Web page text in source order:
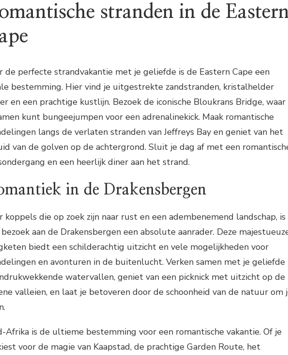
stranden in de
de perfecte strandvakantie met je geliefde is de Eastern Cape een
bestemming. Hier vind je uitgestrekte zandstranden, kristalhelder
en een prachtige kustlijn. Bezoek de iconische Bloukrans Bridge, waar
kunt bungeejumpen voor een adrenalinekick. Maak romantische
langs de verlaten stranden van Jeffreys Bay en geniet van het
van de golven op de achtergrond. Sluit je dag af met een
en een heerlijk diner aan het strand.
in de Drakensbergen
koppels die op zoek zijn naar rust en een adembenemend landschap, is
aan de Drakensbergen een absolute aanrader. Deze
biedt een schilderachtig uitzicht en vele mogelijkheden voor
en avonturen in de buitenlucht. Verken samen met je geliefde
watervallen, geniet van een picknick met uitzicht op de
valleien, en laat je betoveren door de schoonheid van de natuur om
Afrika is de ultieme bestemming voor een romantische vakantie. Of je
voor de magie van Kaapstad, de prachtige Garden Route, het